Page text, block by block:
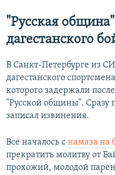
"Русская
дагестанского
В Санкт-Петербурге из
дагестанского
которого задержали
"Русской общины". Сразу
записал извинения.
Все началось с намаза на
прекратить молитву от
прохожий, молодой